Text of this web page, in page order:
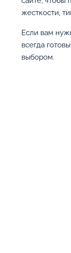
жесткости,
Если вам
всегда
выбором.